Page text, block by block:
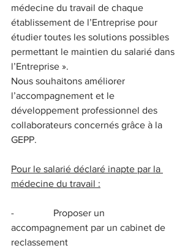
médecine du travail de chaque
établissement de l’Entreprise pour
étudier toutes les solutions possibles
permettant le maintien du salarié dans
l’Entreprise ».
Nous souhaitons améliorer
l’accompagnement et le
développement professionnel des
collaborateurs concernés grâce à la
GEPP.
Pour le salarié déclaré inapte par la
médecine du travail :
-                Proposer un
accompagnement par un cabinet de
reclassement